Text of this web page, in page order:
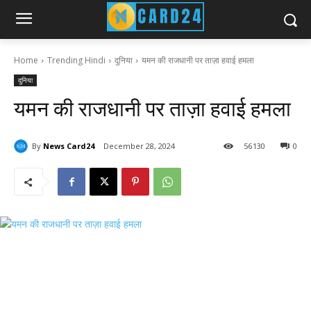
Home Trending Hindi दुनिया यमन की राजधानी पर ताज़ा हवाई हमला
दुनिया
यमन की राजधानी पर ताज़ा हवाई हमला
By News Card24 December 28, 2024 0
56130